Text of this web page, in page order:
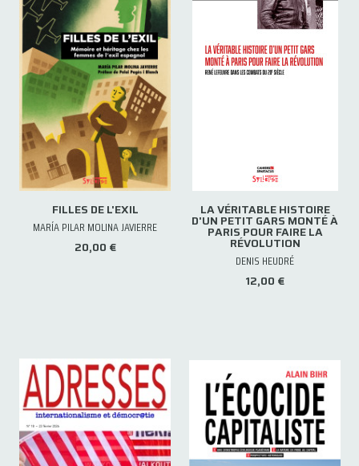
FILLES DE L'EXIL
MARÍA PILAR MOLINA JAVIERRE
20,00 €
LA VÉRITABLE HISTOIRE
D'UN PETIT GARS MONTÉ À
PARIS POUR FAIRE LA
RÉVOLUTION
DENIS HEUDRÉ
12,00 €